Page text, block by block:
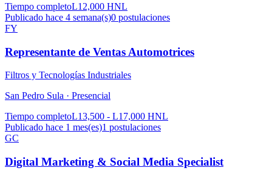
Tiempo completoL12,000 HNL
Publicado hace 4 semana(s)0 postulaciones
FY
Representante de Ventas Automotrices
Filtros y Tecnologías Industriales
San Pedro Sula · Presencial
Tiempo completoL13,500 - L17,000 HNL
Publicado hace 1 mes(es)1 postulaciones
GC
Digital Marketing & Social Media Specialist